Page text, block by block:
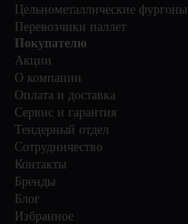
Цельнометаллические фургоны
Перевозчики паллет
Покупателю
Акции
О компании
Оплата и доставка
Сервис и гарантия
Тендерный отдел
Сотрудничество
Контакты
Бренды
Блог
Избранное